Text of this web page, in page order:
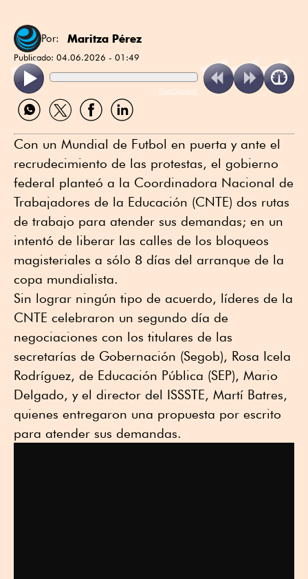
Por: Maritza Pérez
Publicado: 04.06.2026 - 01:49
ReadSpeaker
Compartir
por
Compartir
por
Compartir
por
Compartir
por
Con un Mundial de Futbol en puerta y ante el
recrudecimiento de las protestas, el gobierno
federal planteó a la Coordinadora Nacional de
Trabajadores de la Educación (CNTE) dos rutas
de trabajo para atender sus demandas; en un
intentó de liberar las calles de los bloqueos
magisteriales a sólo 8 días del arranque de la
copa mundialista.
Sin lograr ningún tipo de acuerdo, líderes de la
CNTE celebraron un segundo día de
negociaciones con los titulares de las
secretarías de Gobernación (Segob), Rosa Icela
Rodríguez, de Educación Pública (SEP), Mario
Delgado, y el director del ISSSTE, Martí Batres,
quienes entregaron una propuesta por escrito
para atender sus demandas.